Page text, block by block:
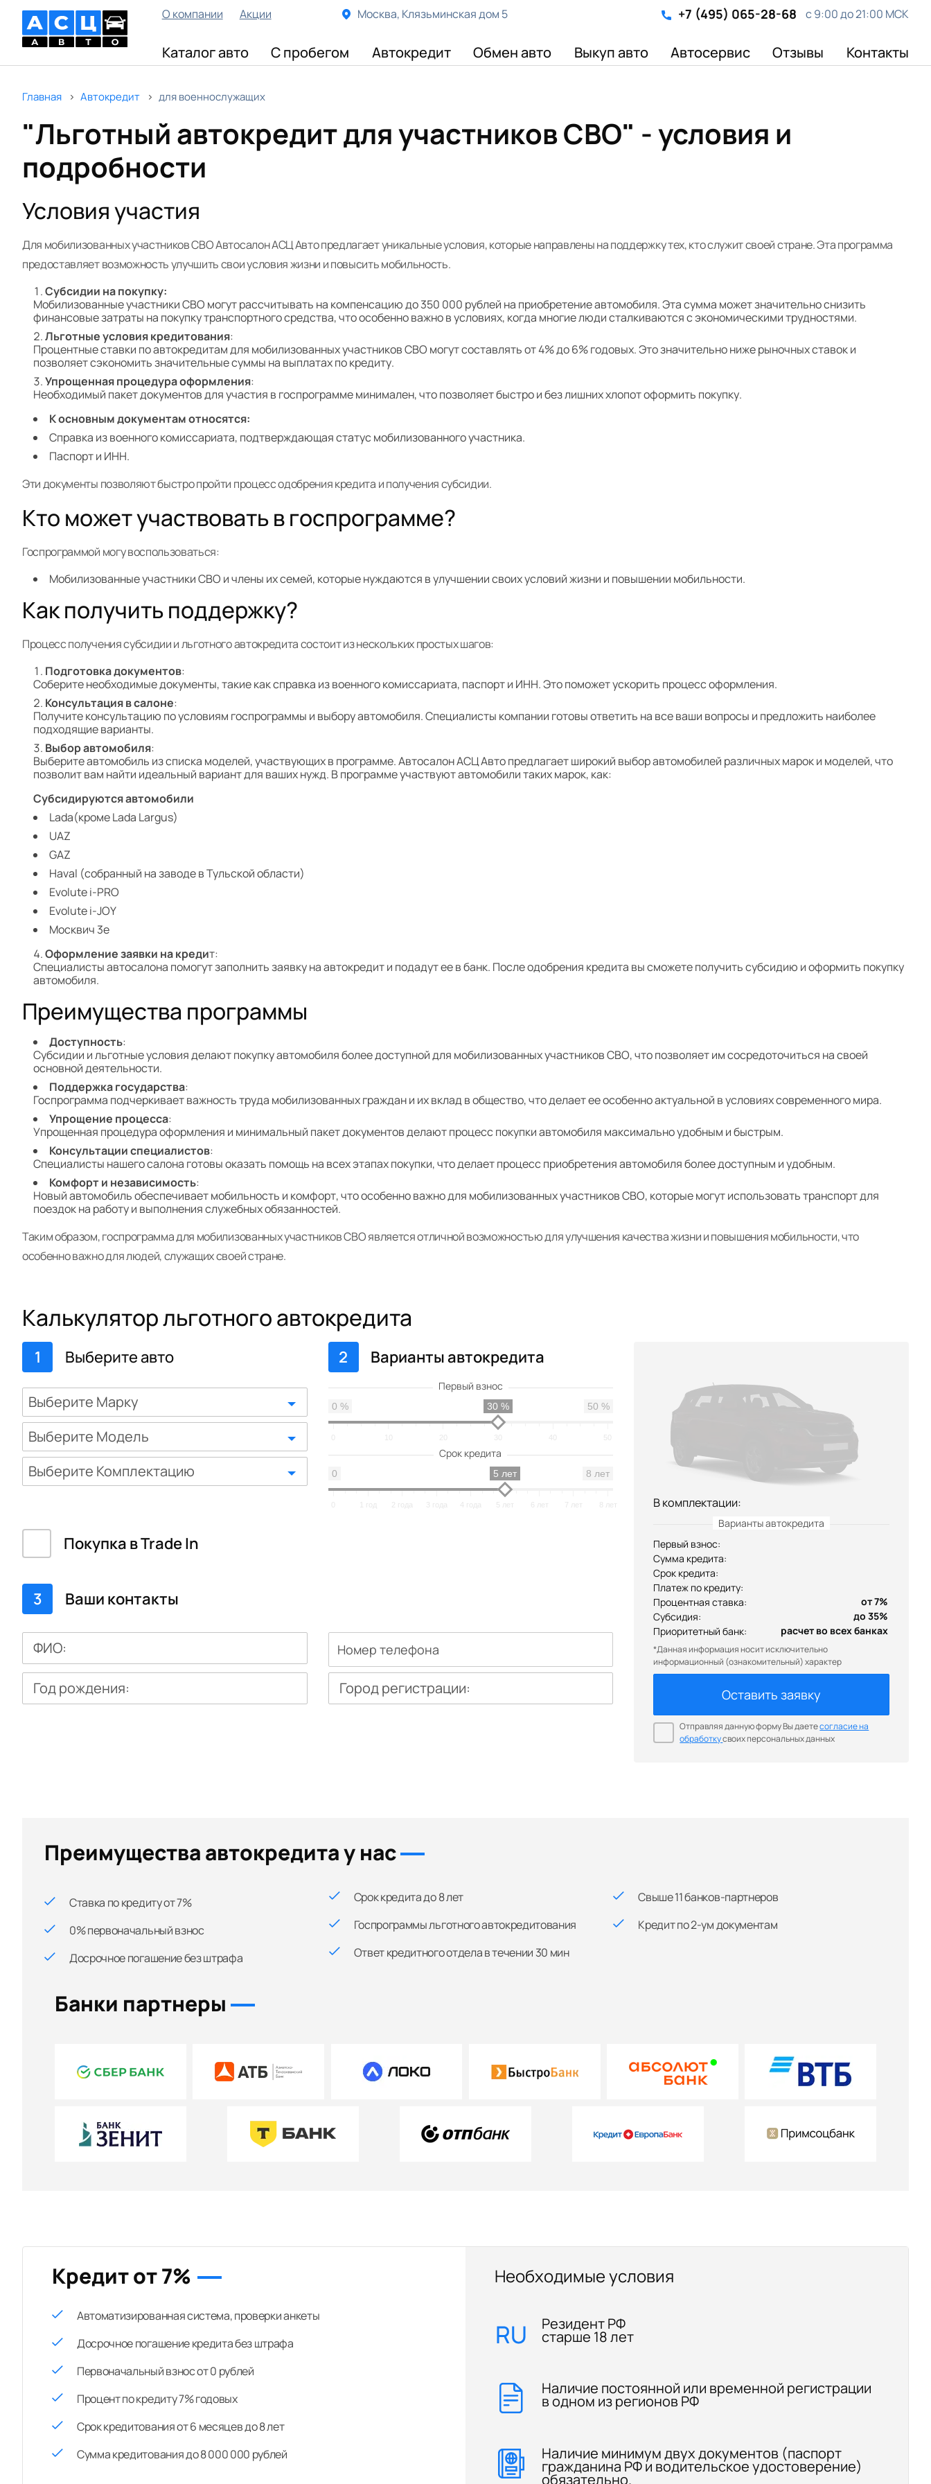
О компании Акции Москва, Клязьминская дом 5 +7 (495) 065-28-68 с 9:00 до 21:00 МСК
Каталог авто С пробегом Автокредит Обмен авто Выкуп авто Автосервис Отзывы Контакты
Главная Автокредит для военнослужащих
"Льготный автокредит для участников СВО" - условия и
подробности
Условия участия
Для мобилизованных участников СВО Автосалон АСЦ Авто предлагает уникальные условия, которые направлены на поддержку тех, кто служит своей стране. Эта программа
предоставляет возможность улучшить свои условия жизни и повысить мобильность.
Субсидии на покупку:
Мобилизованные участники СВО могут рассчитывать на компенсацию до 350 000 рублей на приобретение автомобиля. Эта сумма может значительно снизить
финансовые затраты на покупку транспортного средства, что особенно важно в условиях, когда многие люди сталкиваются с экономическими трудностями.
Льготные условия кредитования:
Процентные ставки по автокредитам для мобилизованных участников СВО могут составлять от 4% до 6% годовых. Это значительно ниже рыночных ставок и
позволяет сэкономить значительные суммы на выплатах по кредиту.
Упрощенная процедура оформления:
Необходимый пакет документов для участия в госпрограмме минимален, что позволяет быстро и без лишних хлопот оформить покупку.
К основным документам относятся:
Справка из военного комиссариата, подтверждающая статус мобилизованного участника.
Паспорт и ИНН.
Эти документы позволяют быстро пройти процесс одобрения кредита и получения субсидии.
Кто может участвовать в госпрограмме?
Госпрограммой могу воспользоваться:
Мобилизованные участники СВО и члены их семей, которые нуждаются в улучшении своих условий жизни и повышении мобильности.
Как получить поддержку?
Процесс получения субсидии и льготного автокредита состоит из нескольких простых шагов:
Подготовка документов:
Соберите необходимые документы, такие как справка из военного комиссариата, паспорт и ИНН. Это поможет ускорить процесс оформления.
Консультация в салоне:
Получите консультацию по условиям госпрограммы и выбору автомобиля. Специалисты компании готовы ответить на все ваши вопросы и предложить наиболее
подходящие варианты.
Выбор автомобиля:
Выберите автомобиль из списка моделей, участвующих в программе. Автосалон АСЦ Авто предлагает широкий выбор автомобилей различных марок и моделей, что
позволит вам найти идеальный вариант для ваших нужд. В программе участвуют автомобили таких марок, как:
Субсидируются автомобили
Lada(кроме Lada Largus)
UAZ
GAZ
Haval (собранный на заводе в Тульской области)
Evolute i-PRO
Evolute i-JOY
Москвич 3е
Оформление заявки на кредит:
Специалисты автосалона помогут заполнить заявку на автокредит и подадут ее в банк. После одобрения кредита вы сможете получить субсидию и оформить покупку
автомобиля.
Преимущества программы
Доступность:
Субсидии и льготные условия делают покупку автомобиля более доступной для мобилизованных участников СВО, что позволяет им сосредоточиться на своей
основной деятельности.
Поддержка государства:
Госпрограмма подчеркивает важность труда мобилизованных граждан и их вклад в общество, что делает ее особенно актуальной в условиях современного мира.
Упрощение процесса:
Упрощенная процедура оформления и минимальный пакет документов делают процесс покупки автомобиля максимально удобным и быстрым.
Консультации специалистов:
Специалисты нашего салона готовы оказать помощь на всех этапах покупки, что делает процесс приобретения автомобиля более доступным и удобным.
Комфорт и независимость:
Новый автомобиль обеспечивает мобильность и комфорт, что особенно важно для мобилизованных участников СВО, которые могут использовать транспорт для
поездок на работу и выполнения служебных обязанностей.
Таким образом, госпрограмма для мобилизованных участников СВО является отличной возможностью для улучшения качества жизни и повышения мобильности, что
особенно важно для людей, служащих своей стране.
Калькулятор льготного автокредита
1 Выберите авто
Выберите Марку
Выберите Модель
Выберите Комплектацию
2 Варианты автокредита
0 % 50 %
30 %
30 40 50
0 8 лет
5 лет
1 год 2 года 3 года 4 года 5 лет 6 лет 7 лет 8 лет
Покупка в Trade In
3 Ваши контакты
ФИО:
Год рождения: Город регистрации:
В комплектации:
Первый взнос:
Сумма кредита:
Срок кредита:
Платеж по кредиту:
Процентная ставка:
Субсидия:
Приоритетный банк:
*Данная информация носит исключительно
информационный (ознакомительный) характер
Оставить заявку
Отправляя данную форму Вы даетесогласие на
обработкусвоих персональных данных
Преимущества автокредита у нас
Ставка по кредиту от 7%
0% первоначальный взнос
Досрочное погашение без штрафа
Срок кредита до 8 лет
Госпрограммы льготного автокредитования
Ответ кредитного отдела в течении 30 мин
Свыше 11 банков-партнеров
Кредит по 2-ум документам
Банки партнеры
Кредит от 7%
Автоматизированная система, проверки анкеты
Досрочное погашение кредита без штрафа
Первоначальный взнос от 0 рублей
Процент по кредиту 7% годовых
Срок кредитования от 6 месяцев до 8 лет
Сумма кредитования до 8 000 000 рублей
Необходимые условия
Резидент РФ
старше 18 лет
Наличие постоянной или временной регистрации
в одном из регионов РФ
Наличие минимум двух документов (паспорт
гражданина РФ и водительское удостоверение)
обязательно.